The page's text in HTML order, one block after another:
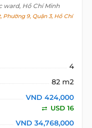
ward, Hồ Chí Minh
9, Quận 3, Hồ Chí
4
82 m2
VND 424,000
USD 16
VND 34,768,000